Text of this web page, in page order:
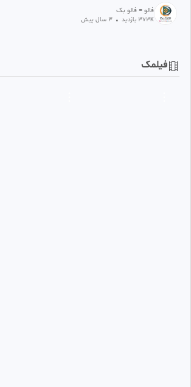
فالو = فالو بک
373K بازدید • 3 سال پیش
فیلمک